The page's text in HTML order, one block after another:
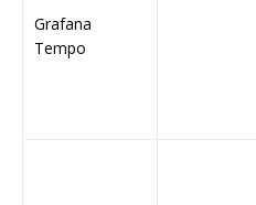
Grafana
Tempo